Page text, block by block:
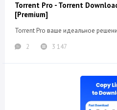
Torrent Pro - Torrent
[Premium]
Torrent Pro ваше идеальное
2
3 147